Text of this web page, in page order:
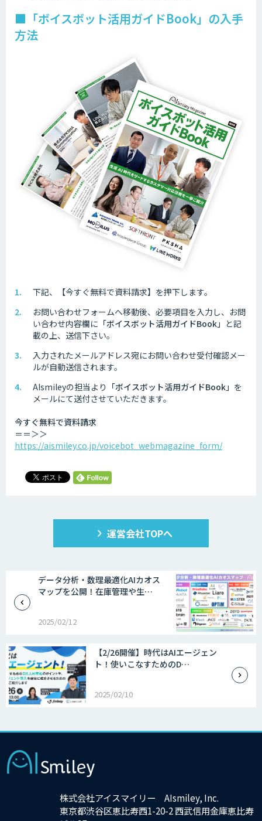
■「ボイスボット活用ガイドBook」の入手
方法
下記、【今すぐ無料で資料請求】を押下します。
お問い合わせフォームへ移動後、必要項目を入力し、お問
い合わせ内容欄に 「ボイスボット活用ガイドBook」 と記
載の上、送信下さい。
入力されたメールアドレス宛にお問い合わせ受付確認メー
ルが自動送信されます。
AIsmileyの担当より 「ボイスボット活用ガイドBook」 を
メールにて送付させていただきます。
今すぐ無料で資料請求
＝＝＞＞
https://aismiley.co.jp/voicebot_webmagazine_form/
運営会社TOPへ
データ分析・数理最適化AIカオス
マップを公開！在庫管理や生…
2025/02/12
【2/26開催】時代はAIエージェン
ト！使いこなすためのD…
2025/02/10
株式会社アイスマイリー AIsmiley, Inc.
東京都渋谷区恵比寿西1-20-2 西武信用金庫恵比寿